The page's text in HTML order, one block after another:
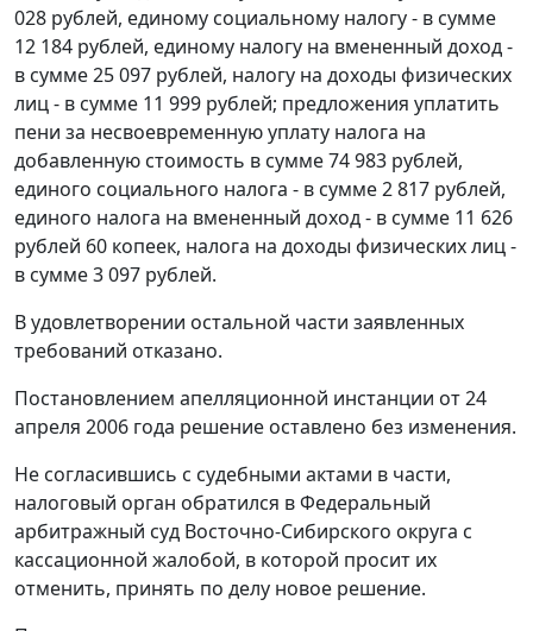
028 рублей, единому социальному налогу - в сумме
12 184 рублей, единому налогу на вмененный доход -
в сумме 25 097 рублей, налогу на доходы физических
лиц - в сумме 11 999 рублей; предложения уплатить
пени за несвоевременную уплату налога на
добавленную стоимость в сумме 74 983 рублей,
единого социального налога - в сумме 2 817 рублей,
единого налога на вмененный доход - в сумме 11 626
рублей 60 копеек, налога на доходы физических лиц -
в сумме 3 097 рублей.
В удовлетворении остальной части заявленных
требований отказано.
Постановлением апелляционной инстанции от 24
апреля 2006 года решение оставлено без изменения.
Не согласившись с судебными актами в части,
налоговый орган обратился в Федеральный
арбитражный суд Восточно-Сибирского округа с
кассационной жалобой, в которой просит их
отменить, принять по делу новое решение.